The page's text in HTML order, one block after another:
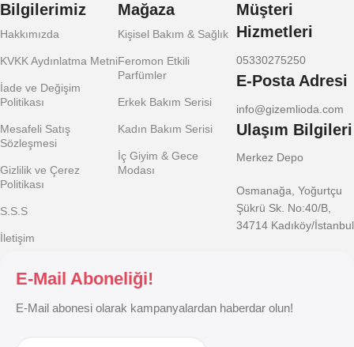
Bilgilerimiz
Hakkımızda
KVKK Aydınlatma Metni
İade ve Değişim
Politikası
Mesafeli Satış
Sözleşmesi
Gizlilik ve Çerez
Politikası
S.S.S
İletişim
Mağaza
Kişisel Bakım & Sağlık
Feromon Etkili
Parfümler
Erkek Bakım Serisi
Kadın Bakım Serisi
İç Giyim & Gece
Modası
Müşteri
Hizmetleri
05330275250
E-Posta Adresi
info@gizemlioda.com
Ulaşım Bilgileri
Merkez Depo
Osmanağa, Yoğurtçu
Şükrü Sk. No:40/B,
34714 Kadıköy/İstanbul
E-Mail Aboneliği!
E-Mail abonesi olarak kampanyalardan haberdar olun!